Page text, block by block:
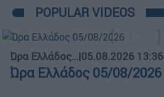
POPULAR VIDEOS
Ώρα Ελλάδος...|05.08.2026 13:36
Ώρα Ελλάδος 05/08/2026